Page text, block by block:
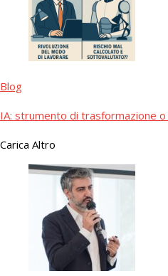
Blog
IA: strumento di trasformazione
Carica Altro